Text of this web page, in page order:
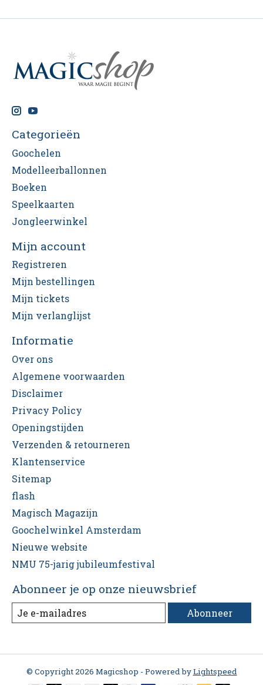
Categorieën
Goochelen
Modelleerballonnen
Boeken
Speelkaarten
Jongleerwinkel
Mijn account
Registreren
Mijn bestellingen
Mijn tickets
Mijn verlanglijst
Informatie
Over ons
Algemene voorwaarden
Disclaimer
Privacy Policy
Openingstijden
Verzenden & retourneren
Klantenservice
Sitemap
flash
Magisch Magazijn
Goochelwinkel Amsterdam
Nieuwe website
NMU 75-jarig jubileumfestival
Abonneer je op onze nieuwsbrief
Abonneer
© Copyright 2026 Magicshop - Powered byLightspeed